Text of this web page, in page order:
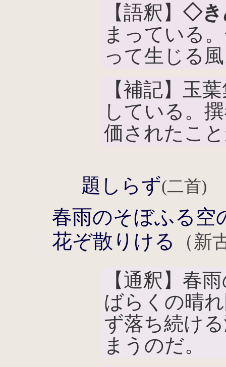
【語釈】 ◇き
まっている。
って生じる
【補記】玉
している。
価されたこ
題しらず(二首)
春雨のそぼふる空
花ぞ散りける
（新
【通釈】春
ばらくの晴
ず落ち続け
まうのだ。